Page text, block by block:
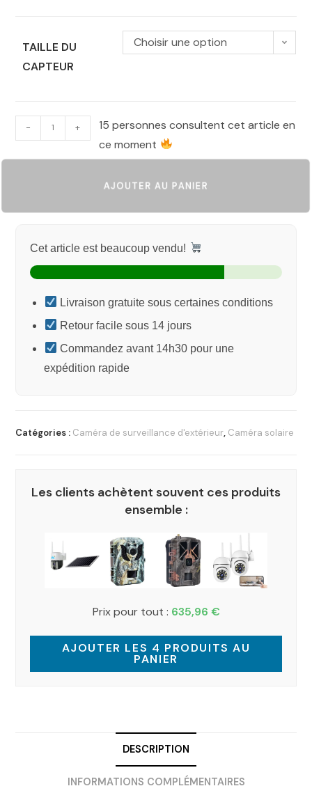
TAILLE DU
CAPTEUR
Choisir une option
- +
15 personnes consultent cet article en
ce moment
AJOUTER AU PANIER
Cet article est beaucoup vendu!
Livraison gratuite sous certaines conditions
Retour facile sous 14 jours
Commandez avant 14h30 pour une
expédition rapide
Catégories : Caméra de surveillance d'extérieur, Caméra solaire
Les clients achètent souvent ces produits
ensemble :
Prix pour tout : 635,96 €
AJOUTER LES 4 PRODUITS AU
PANIER
DESCRIPTION
INFORMATIONS COMPLÉMENTAIRES